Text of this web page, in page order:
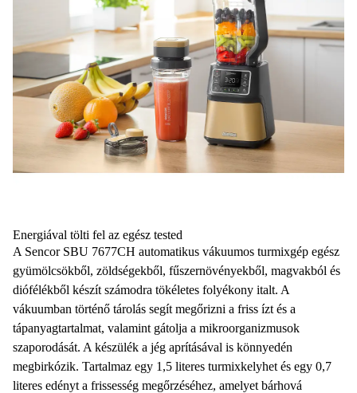
Energiával tölti fel az egész tested
A Sencor SBU 7677CH automatikus vákuumos turmixgép egész
gyümölcsökből, zöldségekből, fűszernövényekből, magvakból és
diófélékből készít számodra tökéletes folyékony italt. A
vákuumban történő tárolás segít megőrizni a friss ízt és a
tápanyagtartalmat, valamint gátolja a mikroorganizmusok
szaporodását. A készülék a jég aprításával is könnyedén
megbirkózik. Tartalmaz egy 1,5 literes turmixkelyhet és egy 0,7
literes edényt a frissesség megőrzéséhez, amelyet bárhová